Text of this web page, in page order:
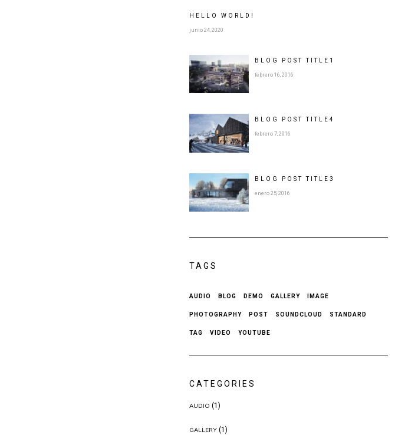
HELLO WORLD!
junio 24, 2020
BLOG POSTTITLE 1
febrero 16, 2016
BLOG POSTTITLE4
febrero 7, 2016
BLOG POSTTITLE3
enero 25, 2016
TAGS
AUDIO BLOG DEMO GALLERY IMAGE
PHOTOGRAPHY POST SOUNDCLOUD STANDARD
TAG VIDEO YOUTUBE
CATEGORIES
AUDIO (1)
GALLERY(1)